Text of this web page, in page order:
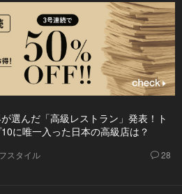
選んだ「高級レストラン」発表！ト
に唯一入った日本の高級店は？
スタイル 28